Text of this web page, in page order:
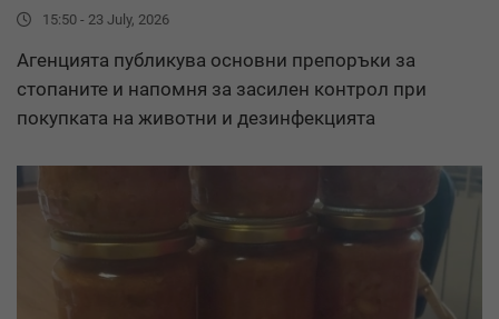
15:50 - 23 July, 2026
Агенцията публикува основни препоръки за
стопаните и напомня за засилен контрол при
покупката на животни и дезинфекцията